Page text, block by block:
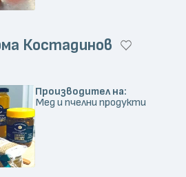
Костадинов
Производител на:
Мед и пчелни продукти